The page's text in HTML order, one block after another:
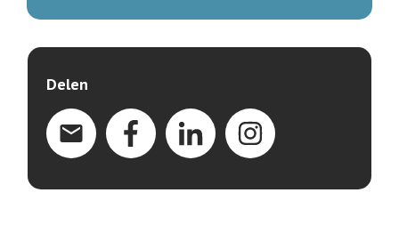
Delen